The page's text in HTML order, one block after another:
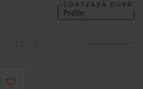
SORTEAZĂ DUPĂ